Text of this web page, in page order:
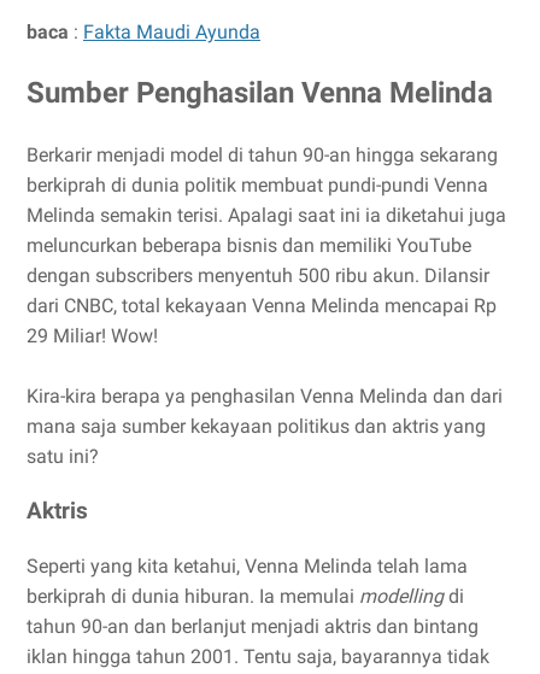
baca : Fakta Maudi Ayunda
Sumber Penghasilan Venna Melinda
Berkarir menjadi model di tahun 90-an hingga sekarang
berkiprah di dunia politik membuat pundi-pundi Venna
Melinda semakin terisi. Apalagi saat ini ia diketahui juga
meluncurkan beberapa bisnis dan memiliki YouTube
dengan subscribers menyentuh 500 ribu akun. Dilansir
dari CNBC, total kekayaan Venna Melinda mencapai Rp
29 Miliar! Wow!
Kira-kira berapa ya penghasilan Venna Melinda dan dari
mana saja sumber kekayaan politikus dan aktris yang
satu ini?
Aktris
Seperti yang kita ketahui, Venna Melinda telah lama
berkiprah di dunia hiburan. Ia memulai modellingdi
tahun 90-an dan berlanjut menjadi aktris dan bintang
iklan hingga tahun 2001. Tentu saja, bayarannya tidak